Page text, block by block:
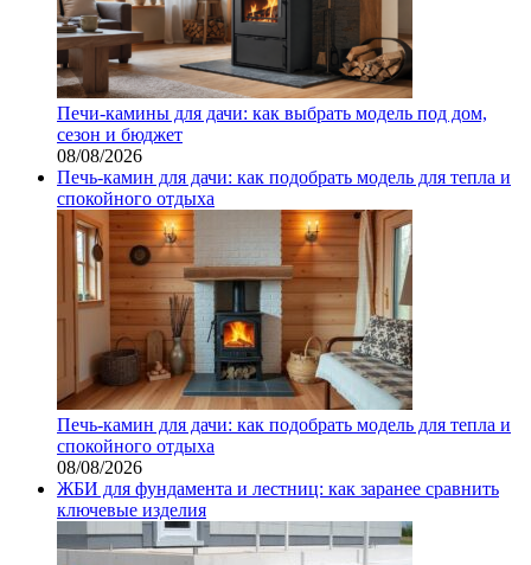
Печи-камины для дачи: как выбрать модель под дом,
сезон и бюджет
08/08/2026
Печь-камин для дачи: как подобрать модель для тепла и
спокойного отдыха
Печь-камин для дачи: как подобрать модель для тепла и
спокойного отдыха
08/08/2026
ЖБИ для фундамента и лестниц: как заранее сравнить
ключевые изделия